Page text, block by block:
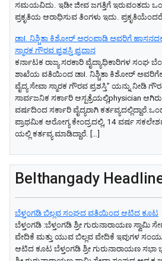
ಸಮಯವಿದು. ಇಡೀ ಜೀವ ಜಗತ್ತಿಗೆ ಇರುವಂತದು
ಪ್ರಕೃತಿಯ ಆರಾಧಿಸುವ ತಿಂಗಳು ಇದು. ಪ್ರಕೃತಿಯೆಂದರೆ
ಡಾI. ನಿಶ್ಚಿತಾ ಕಿಶೋರ್ ಅರಂಪಾಡಿ ಅವರಿಗೆ
ಸ್ಮಾರಕ ಗೌರವ ಪ್ರಶಸ್ತಿ ಪ್ರದಾನ
ಕರ್ನಾಟಕ ರಾಜ್ಯ ಸರಕಾರಿ ವೈದ್ಯಾಧಿಕಾರಿಗಳ ಸಂಘ
ಶಾಖೆಯ ವತಿಯಿಂದ ಡಾI. ನಿಶ್ಚಿತಾ ಕಿಶೋರ್
ವೈದ್ಯ ಸೇವಾ ಸ್ಮಾರಕ ಗೌರವ ಪ್ರಶಸ್ತಿ” ಯನ್ನು
ಸಾರ್ವಜನಿಕ ಸರ್ಕಾರಿ ಆಸ್ಪತ್ರೆಯಲ್ಲಿphysician
ವರ್ಷದಿಂದ ಸರ್ಕಾರಿ ವೈದ್ಯರಾಗಿ
ಪ್ರಾಥಮಿಕ ಆರೋಗ್ಯ ಕೇಂದ್ರದಲ್ಲಿ, 14 ವರ್ಷ
ಯಲ್ಲಿ ಕರ್ತವ್ಯ ಮಾಡಿದ್ದಾರೆ. […]
Belthangady
ಬೆಳ್ತಂಗಡಿ ಬಿಲ್ಲವ ಸಂಘದ ವತಿಯಿಂದ ಆಟಿದ ಕೂಟ
ಬೆಳ್ತಂಗಡಿ :ಬೆಳ್ತಂಗಡಿ ಶ್ರೀ ಗುರುನಾರಾಯಣ ಸ್ವಾಮಿ
ವೇದಿಕೆ ಮತ್ತು ಯುವ ಬಿಲ್ಲವ ವೇದಿಕೆ ಇವುಗಳ
ಆಟಿದ ಕೂಟ ಬೆಳ್ತಂಗಡಿ ಶ್ರೀ ಗುರುನಾರಾಯಣ